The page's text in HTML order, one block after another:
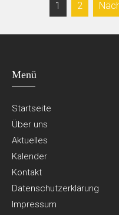
Beiträge
1 2
Menü
Startseite
Über uns
Aktuelles
Kalender
Kontakt
Datenschutzerklärung
Impressum